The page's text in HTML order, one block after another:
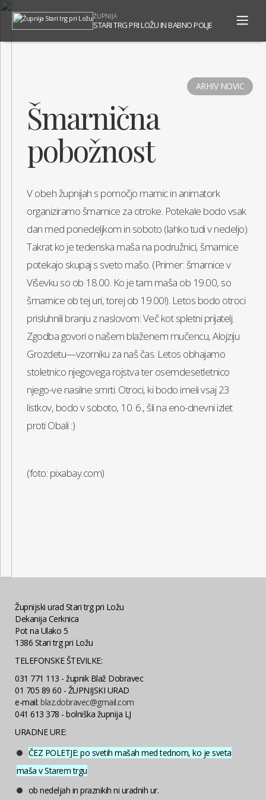
ŽUPNIJA
STARI TRG PRI LOŽU IN BABNO POLJE
ARHIV NOVIC
Šmarnična
pobožnost
V obeh župnijah s pomočjo mamic in animatork
organiziramo šmarnice za otroke. Potekale bodo vsak
dan med ponedeljkom in soboto (lahko tudi v nedeljo).
Takrat ko je tedenska maša na podružnici, šmarnice
potekajo skupaj s sveto mašo. (Primer: šmarnice v
Viševku so ob 18.00. Ko je tam maša ob 19.00, so
šmarnice ob tej uri, torej ob 19.00!). Letos bodo otroci
prisluhnili branju z naslovom: Več kot spletni prijatelj.
Zgodba govori o našem blaženem mučencu, Alojziju
Grozdetu—vzorniku za naš čas. Letos obhajamo
stoletnico njegovega rojstva ter osemdesetletnico
njego-ve nasilne smrti. Otroci, ki bodo imeli vsaj 23
listkov, bodo v soboto, 10. 6., šli na eno-dnevni izlet
proti Obali :)
(foto: pixabay.com)
Župnijski urad Stari trg pri Ložu
Dekanija Cerknica
Pot na Ulako 5
1386 Stari trg pri Ložu
TELEFONSKE ŠTEVILKE:
031 771 113 - župnik Blaž Dobravec
01 705 89 60 - ŽUPNIJSKI URAD
e-mail: blaz.dobravec@gmail.com
041 613 378 - bolniška župnija LJ
URADNE URE:
ČEZ POLETJE: po svetih mašah med tednom, ko je sveta
maša v Starem trgu
ob nedeljah in praznikih ni uradnih ur.